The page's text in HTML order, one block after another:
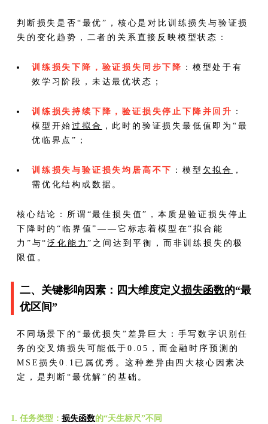
判断损失是否“最优”，核心是对比训练损失与验证损
失的变化趋势，二者的关系直接反映模型状态：
训练损失下降，验证损失同步下降 ：模型处于有
效学习阶段，未达最优状态；
训练损失持续下降，验证损失停止下降并回升 ：
模型开始过拟合
，此时的验证损失最低值即为“最
优临界点”；
训练损失与验证损失均居高不下 ：模型 欠拟合
，
需优化结构或数据。
核心结论：所谓“最佳损失值”，本质是验证损失停止
下降时的“临界值”——它标志着模型在“拟合能
力”与“泛化能力”之间达到平衡，而非训练损失的极
限值。
二、关键影响因素：四大维度定义损失函数的“最
优区间”
不同场景下的“最优损失”差异巨大：手写数字识别任
务的交叉熵损失可能低于0.05，而金融时序预测的
MSE损失0.1已属优秀。这种差异由四大核心因素决
定，是判断“最优解”的基础。
1. 任务类型： 损失函数的“天生标尺”不同